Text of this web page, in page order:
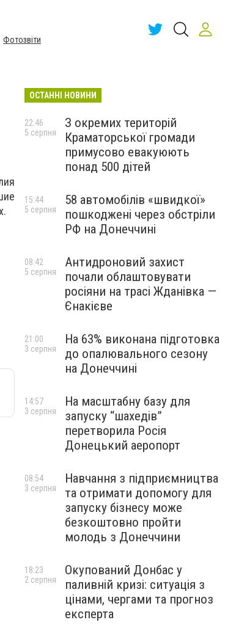
Фотозвіти
ОСТАННІ НОВИНИ
З окремих територій
Краматорської громади
примусово евакуюють
понад 500 дітей
22:46
5 серпня
58 автомобілів «швидкої»
пошкоджені через обстріли
РФ на Донеччині
15:44
5 серпня
Антидроновий захист
почали облаштовувати
росіяни на трасі Жданівка —
Єнакієве
08:42
5 серпня
На 63% виконана підготовка
до опалювального сезону
на Донеччині
21:00
3 серпня
На масштабну базу для
запуску “шахедів”
перетворила Росія
Донецький аеропорт
14:57
3 серпня
Навчання з підприємництва
та отримати допомогу для
запуску бізнесу може
безкоштовно пройти
молодь з Донеччини
08:54
3 серпня
Окупований Донбас у
паливній кризі: ситуація з
цінами, чергами та прогноз
експерта
18:23
2 серпня